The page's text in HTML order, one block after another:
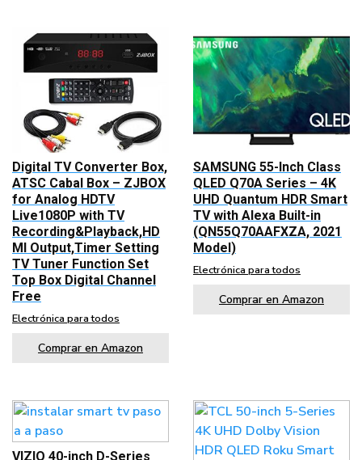
Digital TV Converter Box,
ATSC Cabal Box – ZJBOX
for Analog HDTV
Live1080P with TV
Recording&Playback,HD
MI Output,Timer Setting
TV Tuner Function Set
Top Box Digital Channel
Free
Electrónica para todos
Comprar en Amazon
SAMSUNG 55-Inch Class
QLED Q70A Series – 4K
UHD Quantum HDR Smart
TV with Alexa Built-in
(QN55Q70AAFXZA, 2021
Model)
Electrónica para todos
Comprar en Amazon
VIZIO 40-inch D-Series